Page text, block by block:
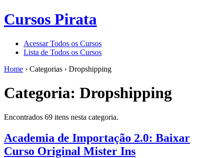
Cursos Pirata
Acessar Todos os Cursos
Lista de Todos os Cursos
Home › Categorias › Dropshipping
Categoria: Dropshipping
Encontrados 69 itens nesta categoria.
Academia de Importação 2.0: Baixar
Curso Original Mister Ins